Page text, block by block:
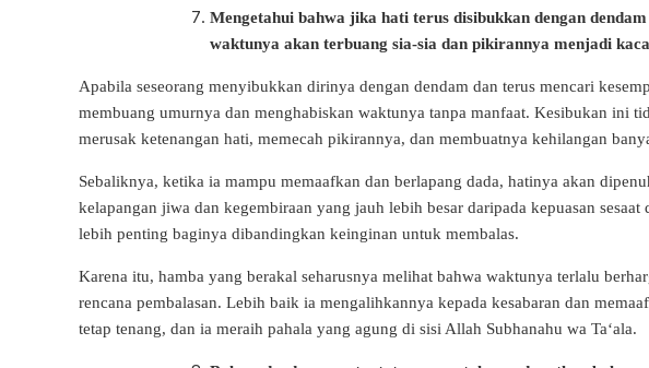
Mengetahui bahwa jika hati terus disibukkan dengan
waktunya akan terbuang sia-sia dan pikirannya menjadi
Apabila seseorang menyibukkan dirinya dengan dendam dan terus mencari
membuang umurnya dan menghabiskan waktunya tanpa manfaat. Kesibukan ini
merusak ketenangan hati, memecah pikirannya, dan membuatnya kehilangan
Sebaliknya, ketika ia mampu memaafkan dan berlapang dada, hatinya akan
kelapangan jiwa dan kegembiraan yang jauh lebih besar daripada kepuasan
lebih penting baginya dibandingkan keinginan untuk membalas.
Karena itu, hamba yang berakal seharusnya melihat bahwa waktunya terlalu
rencana pembalasan. Lebih baik ia mengalihkannya kepada kesabaran dan
tetap tenang, dan ia meraih pahala yang agung di sisi Allah Subhanahu wa Ta‘ala.